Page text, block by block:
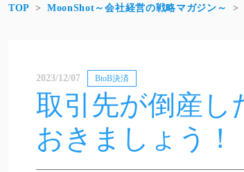
TOP MoonShot～会社経営の戦略マガジン～
2023/12/07 BtoB決済
取引先が倒産し
おきましょう！